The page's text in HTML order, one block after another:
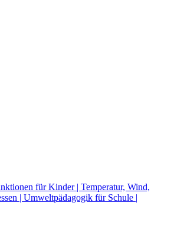
für Kinder | Temperatur, Wind,
| Umweltpädagogik für Schule |